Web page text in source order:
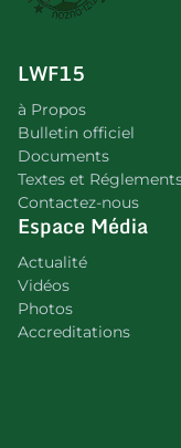
LWF15
à Propos
Bulletin officiel
Documents
Textes et
Contactez-nous
Espace Média
Actualité
Vidéos
Photos
Accreditations